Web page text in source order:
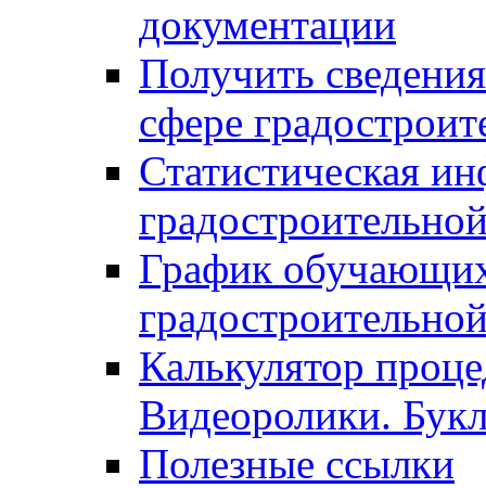
документации
Получить
сфере
Статистическая
График
Калькулятор
Видеоролики.
Полезные ссылки